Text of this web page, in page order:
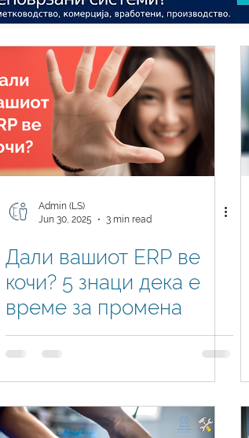
Admin (LS)
Jun 30, 2025
3 min read
Дали вашиот ERP ве
кочи? 5 знаци дека е
време за промена